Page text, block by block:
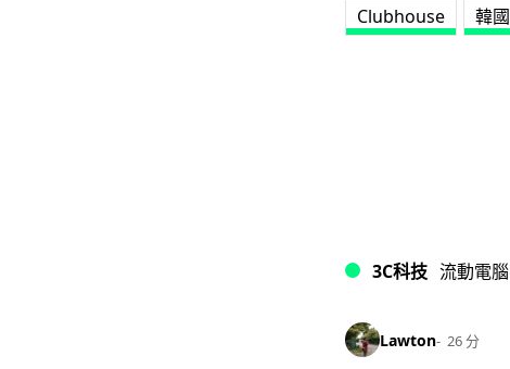
Clubhouse 韓國
3C科技 流動電腦
Lawton 26 分